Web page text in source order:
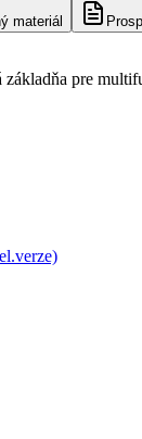
materiál
pre